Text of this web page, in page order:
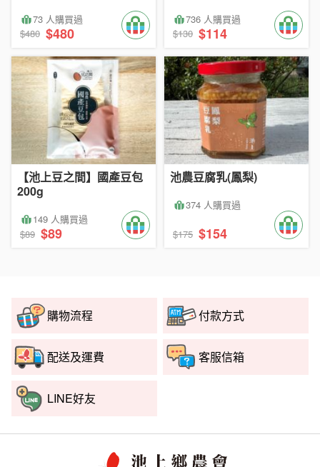
73 人購買過
$480 $480
736 人購買過
$130 $114
【池上豆之間】國產豆包
200g
149 人購買過
$89 $89
池農豆腐乳(鳳梨)
374 人購買過
$175 $154
購物流程 付款方式
配送及運費 客服信箱
LINE好友